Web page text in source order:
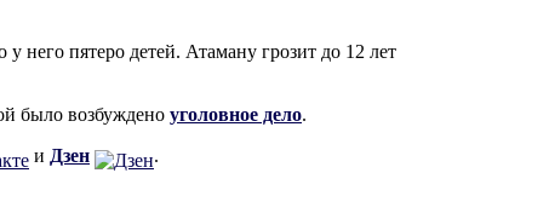
него пятеро детей. Атаману грозит до 12 лет
было возбуждено уголовное дело.
и Дзен .